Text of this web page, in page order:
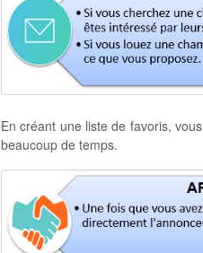
En créant une liste de favoris,
beaucoup de temps.